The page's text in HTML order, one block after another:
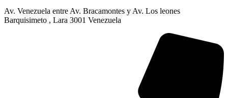
Av. Venezuela entre Av. Bracamontes y Av. Los leones
Barquisimeto , Lara 3001 Venezuela